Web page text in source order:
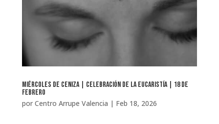
Miércoles de Ceniza | Celebración de la Eucaristía | 18 de
febrero
por Centro Arrupe Valencia | Feb 18, 2026